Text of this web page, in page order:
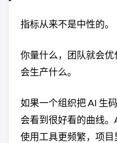
指标从来不是中性的。
你量什么，团队就会
会生产什么。
如果一个组织把 AI 生
会看到很好看的曲线
使用工具更频繁，项